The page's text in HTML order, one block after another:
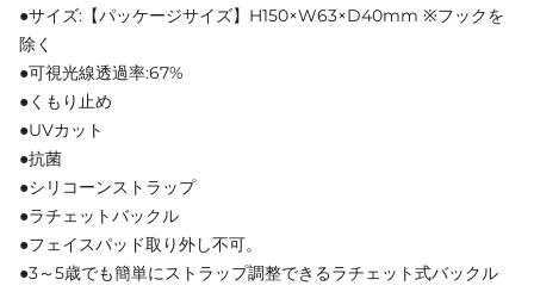
●サイズ:【パッケージサイズ】H150×W63×D40mm ※フックを
除く
●可視光線透過率:67%
●くもり止め
●UVカット
●抗菌
●シリコーンストラップ
●ラチェットバックル
●フェイスパッド取り外し不可。
●3～5歳でも簡単にストラップ調整できるラチェット式バックル